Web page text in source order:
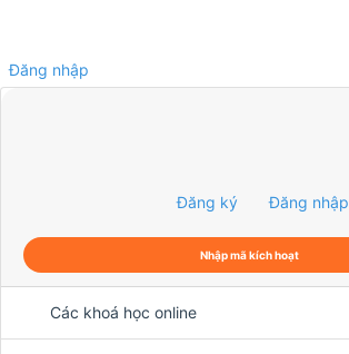
Đăng nhập
Đăng ký Đăng nhập
Nhập mã kích hoạt
Các khoá học online